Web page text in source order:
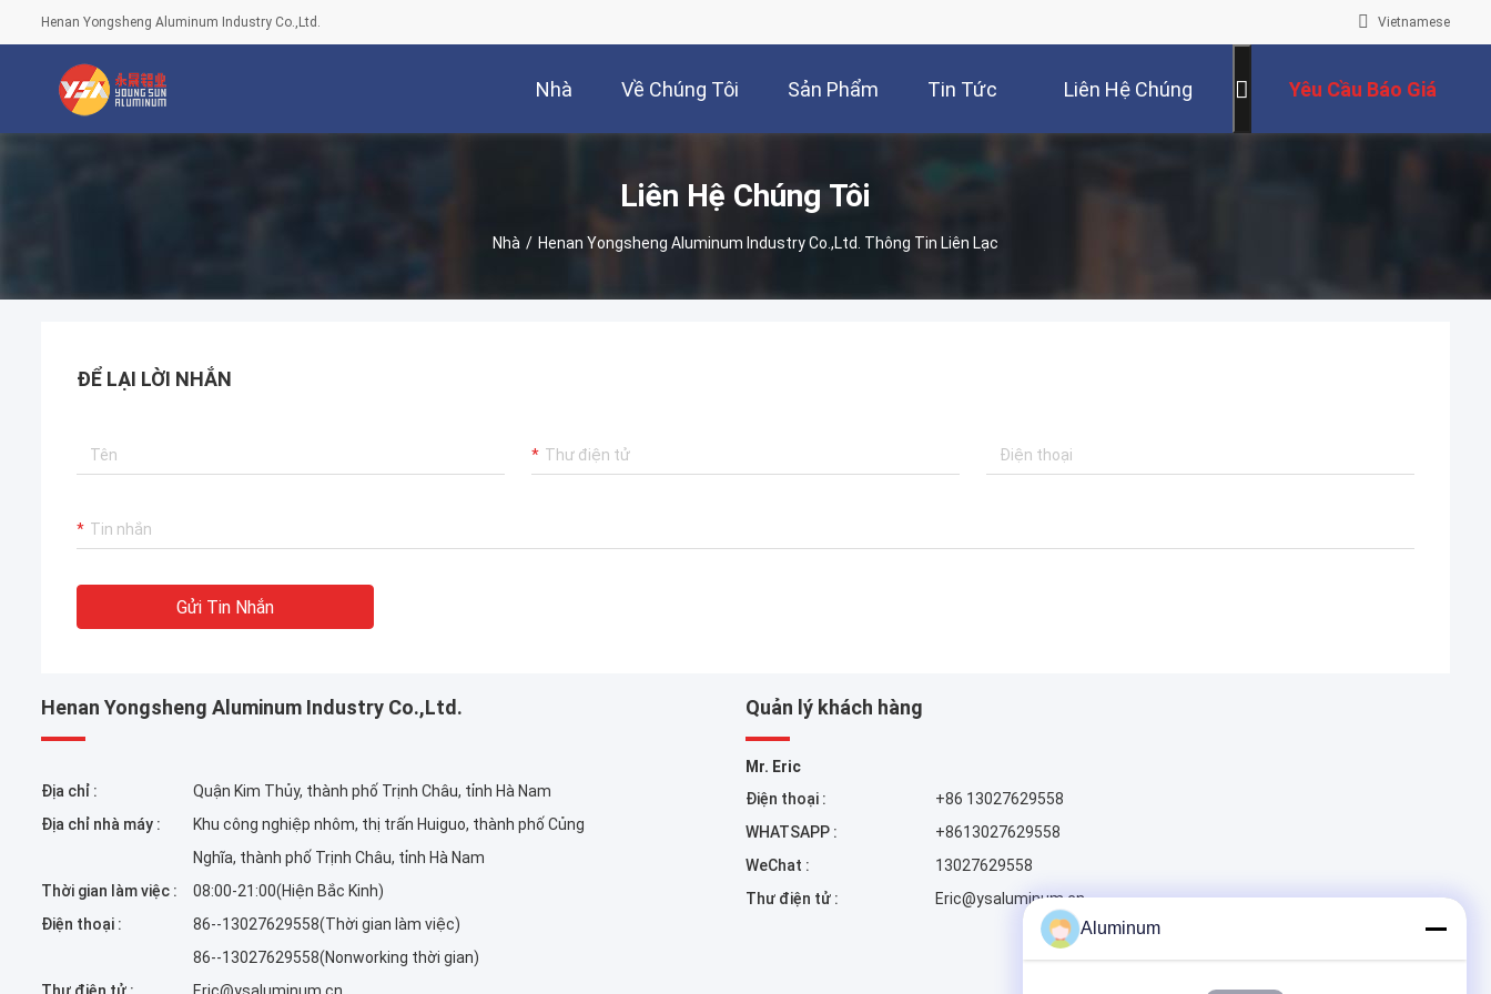
Henan Yongsheng Aluminum Industry Co.,Ltd. Vietnamese
Nhà Về Chúng Tôi Sản Phẩm Tin Tức Liên Hệ Chúng Yêu Cầu Báo Giá
Liên Hệ Chúng Tôi
Nhà / Henan Yongsheng Aluminum Industry Co.,Ltd. Thông Tin Liên Lạc
ĐỂ LẠI LỜI NHẮN
Gửi Tin Nhắn
Henan Yongsheng Aluminum Industry Co.,Ltd.
Địa chỉ :
Quận Kim Thủy, thành phố Trịnh Châu, tỉnh Hà Nam
Địa chỉ nhà máy :
Khu công nghiệp nhôm, thị trấn Huiguo, thành phố Củng
Nghĩa, thành phố Trịnh Châu, tỉnh Hà Nam
Thời gian làm việc :
08:00-21:00(Hiện Bắc Kinh)
Điện thoại :
86--13027629558(Thời gian làm việc)
86--13027629558(Nonworking thời gian)
Quản lý khách hàng
Mr. Eric
Điện thoại :
+86 13027629558
WHATSAPP :
+8613027629558
WeChat :
13027629558
Thư điện tử :
Eric@ysaluminum.cn
Aluminum